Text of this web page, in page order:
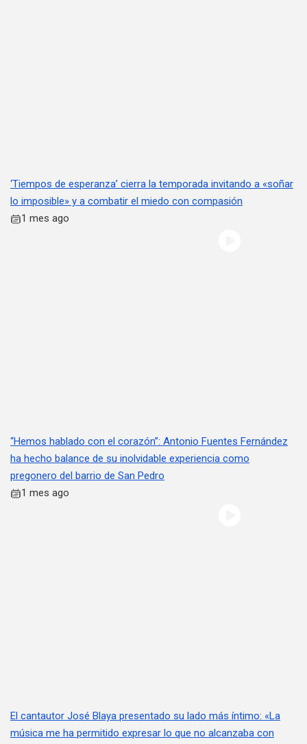
‘Tiempos de esperanza’ cierra la temporada invitando a «soñar
lo imposible» y a combatir el miedo con compasión
1 mes ago
“Hemos hablado con el corazón”: Antonio Fuentes Fernández
ha hecho balance de su inolvidable experiencia como
pregonero del barrio de San Pedro
1 mes ago
El cantautor José Blaya presentado su lado más íntimo: «La
música me ha permitido expresar lo que no alcanzaba con